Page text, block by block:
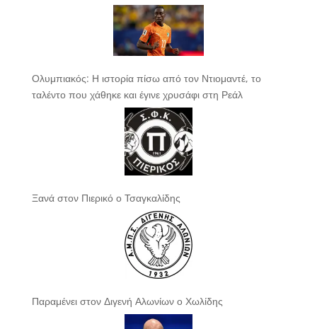
Ολυμπιακός: Η ιστορία πίσω από τον Ντιομαντέ, το
ταλέντο που χάθηκε και έγινε χρυσάφι στη Ρεάλ
Ξανά στον Πιερικό ο Τσαγκαλίδης
Παραμένει στον Διγενή Αλωνίων ο Χωλίδης